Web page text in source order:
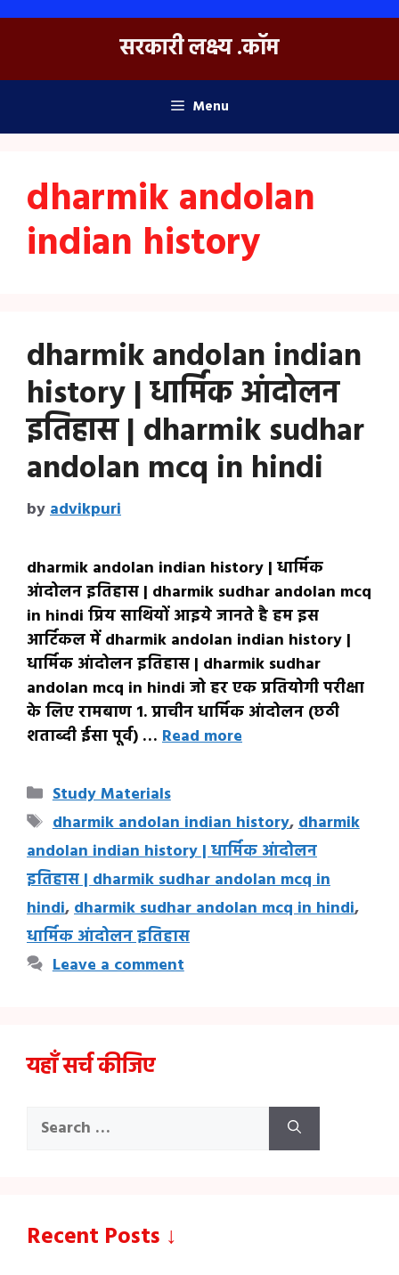
Skip
सरकारी लक्ष्य .कॉम
Menu
dharmik andolan
indian history
dharmik andolan indian
history | धार्मिक आंदोलन
इतिहास | dharmik sudhar
andolan mcq in hindi
byadvikpuri
dharmik andolan indian history | धार्मिक
आंदोलन इतिहास | dharmik sudhar andolan mcq
in hindi प्रिय साथियों आइये जानते है हम इस
आर्टिकल में dharmik andolan indian history |
धार्मिक आंदोलन इतिहास | dharmik sudhar
andolan mcq in hindi जो हर एक प्रतियोगी परीक्षा
के लिए रामबाण 1. प्राचीन धार्मिक आंदोलन (छठी
शताब्दी ईसा पूर्व) … Read more
Categories
Study Materials
Tags
dharmik andolan indian history,dharmik
andolan indian history | धार्मिक आंदोलन
इतिहास | dharmik sudhar andolan mcq in
hindi,dharmik sudhar andolan mcq in hindi,
धार्मिक आंदोलन इतिहास
Leave a comment
यहाँ सर्च कीजिए
Search
Recent Posts ↓